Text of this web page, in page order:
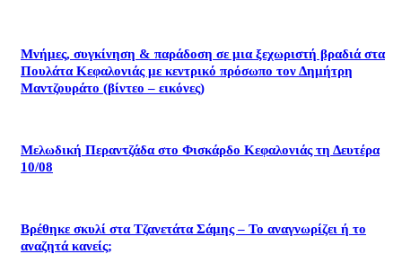
Μνήμες, συγκίνηση & παράδοση σε μια ξεχωριστή βραδιά στα
Πουλάτα Κεφαλονιάς με κεντρικό πρόσωπο τον Δημήτρη
Μαντζουράτο (βίντεο – εικόνες)
Μελωδική Περαντζάδα στο Φισκάρδο Κεφαλονιάς τη Δευτέρα
10/08
Βρέθηκε σκυλί στα Τζανετάτα Σάμης – Το αναγνωρίζει ή το
αναζητά κανείς;